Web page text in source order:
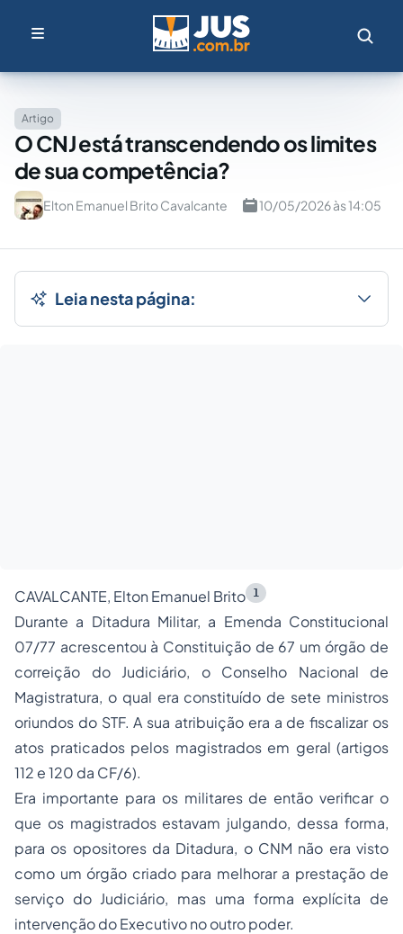
Artigo
O CNJ está transcendendo os limites
de sua competência?
Elton Emanuel Brito Cavalcante 10/05/2026 às 14:05
Leia nesta página:
CAVALCANTE, Elton Emanuel Brito 1
Durante a Ditadura Militar, a Emenda Constitucional
07/77 acrescentou à Constituição de 67 um órgão de
correição do Judiciário, o Conselho Nacional de
Magistratura, o qual era constituído de sete ministros
oriundos do STF. A sua atribuição era a de fiscalizar os
atos praticados pelos magistrados em geral (artigos
112 e 120 da CF/6).
Era importante para os militares de então verificar o
que os magistrados estavam julgando, dessa forma,
para os opositores da Ditadura, o CNM não era visto
como um órgão criado para melhorar a prestação de
serviço do Judiciário, mas uma forma explícita de
intervenção do Executivo no outro poder.